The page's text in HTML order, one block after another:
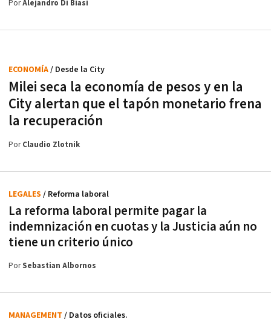
PorAlejandro Di Biasi
Milei seca la economía de pesos y en la
City alertan que el tapón monetario frena
la recuperación
ECONOMÍA/ Desde la City
PorClaudio Zlotnik
La reforma laboral permite pagar la
indemnización en cuotas y la Justicia aún no
tiene un criterio único
LEGALES / Reforma laboral
PorSebastian Albornos
MANAGEMENT / Datos oficiales.